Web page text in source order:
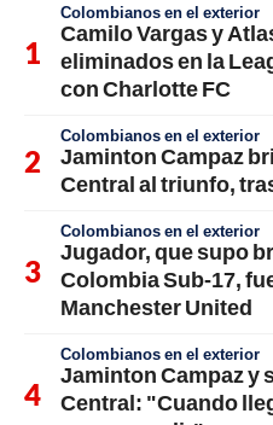
Colombianos en el exterior
Camilo Vargas y
eliminados en la
con Charlotte FC
Colombianos en el exterior
Jaminton Campaz
Central al triunfo,
Colombianos en el exterior
Jugador, que supo
Colombia Sub-17,
Manchester United
Colombianos en el exterior
Jaminton Campaz y
Central: "Cuando